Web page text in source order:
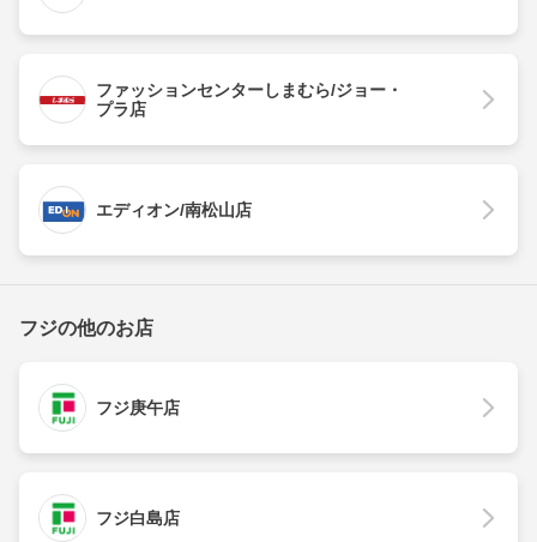
ファッションセンターしまむら/ジョー・
プラ店
エディオン/南松山店
フジの他のお店
フジ庚午店
フジ白島店